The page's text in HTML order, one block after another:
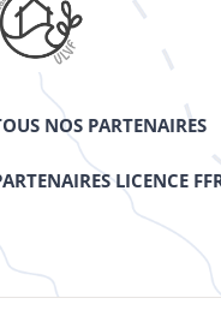
NOS PARTENAIRES
LICENCE